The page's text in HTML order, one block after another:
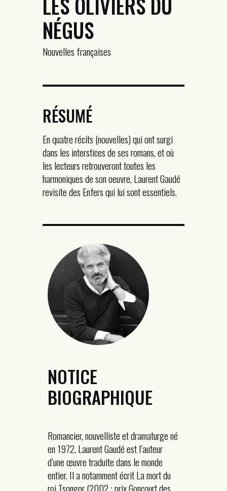
NÉGUS
Nouvelles françaises
RÉSUMÉ
En quatre récits (nouvelles) qui ont surgi
dans les interstices de ses romans, et où
les lecteurs retrouveront toutes les
harmoniques de son oeuvre, Laurent Gaudé
revisite des Enfers qui lui sont essentiels.
NOTICE
BIOGRAPHIQUE
Romancier, nouvelliste et dramaturge né
en 1972, Laurent Gaudé est l’auteur
d’une œuvre traduite dans le monde
entier. Il a notamment écrit La mort du